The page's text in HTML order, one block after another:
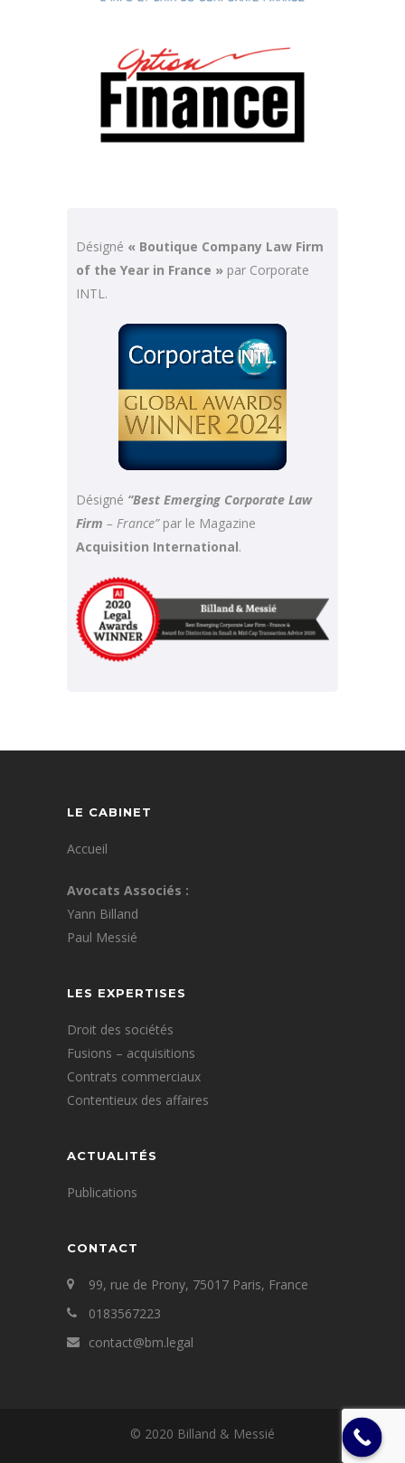
Désigné « Boutique Company Law Firm
of the Year in France » par Corporate
INTL.
Désigné “Best Emerging Corporate Law
Firm – France”par le Magazine
Acquisition International.
LE CABINET
Accueil
Avocats Associés :
Yann Billand
Paul Messié
LES EXPERTISES
Droit des sociétés
Fusions – acquisitions
Contrats commerciaux
Contentieux des affaires
ACTUALITÉS
Publications
CONTACT
99, rue de Prony, 75017 Paris, France
0183567223
contact@bm.legal
© 2020 Billand & Messié